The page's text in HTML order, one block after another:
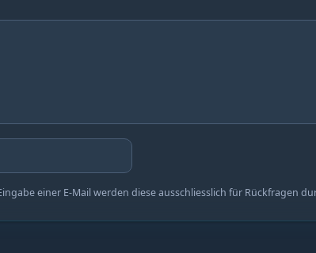
einer E-Mail werden diese ausschliesslich für Rückfragen